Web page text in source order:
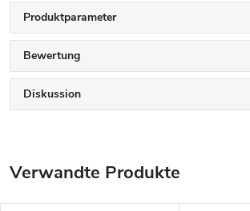
Produktparameter
Bewertung
Diskussion
Verwandte Produkte